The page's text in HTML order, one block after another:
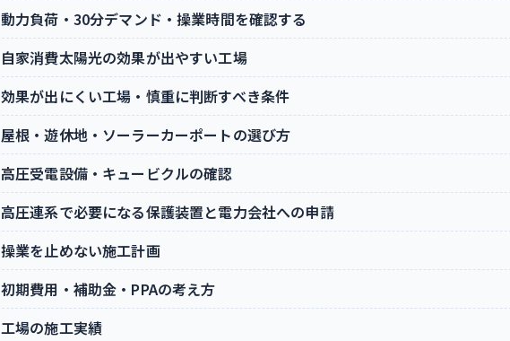
動力負荷・30分デマンド・操業時間を確認する
自家消費太陽光の効果が出やすい工場
効果が出にくい工場・慎重に判断すべき条件
屋根・遊休地・ソーラーカーポートの選び方
高圧受電設備・キュービクルの確認
高圧連系で必要になる保護装置と電力会社への申請
操業を止めない施工計画
初期費用・補助金・PPAの考え方
工場の施工実績